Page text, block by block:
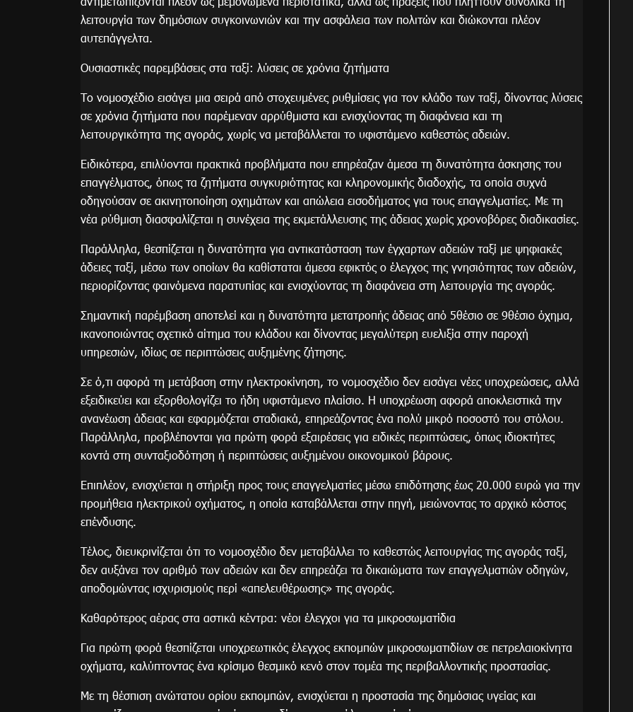
λειτουργία των δημόσιων συγκοινωνιών και την ασφάλεια των πολιτών και διώκονται πλέον
αυτεπάγγελτα.
Ουσιαστικές παρεμβάσεις στα ταξί: λύσεις σε χρόνια ζητήματα
Το νομοσχέδιο εισάγει μια σειρά από στοχευμένες ρυθμίσεις για τον κλάδο των ταξί, δίνοντας λύσεις
σε χρόνια ζητήματα που παρέμεναν αρρύθμιστα και ενισχύοντας τη διαφάνεια και τη
λειτουργικότητα της αγοράς, χωρίς να μεταβάλλεται το υφιστάμενο καθεστώς αδειών.
Ειδικότερα, επιλύονται πρακτικά προβλήματα που επηρέαζαν άμεσα τη δυνατότητα άσκησης του
επαγγέλματος, όπως τα ζητήματα συγκυριότητας και κληρονομικής διαδοχής, τα οποία συχνά
οδηγούσαν σε ακινητοποίηση οχημάτων και απώλεια εισοδήματος για τους επαγγελματίες. Με τη
νέα ρύθμιση διασφαλίζεται η συνέχεια της εκμετάλλευσης της άδειας χωρίς χρονοβόρες διαδικασίες.
Παράλληλα, θεσπίζεται η δυνατότητα για αντικατάσταση των έγχαρτων αδειών ταξί με ψηφιακές
άδειες ταξί, μέσω των οποίων θα καθίσταται άμεσα εφικτός ο έλεγχος της γνησιότητας των αδειών,
περιορίζοντας φαινόμενα παρατυπίας και ενισχύοντας τη διαφάνεια στη λειτουργία της αγοράς.
Σημαντική παρέμβαση αποτελεί και η δυνατότητα μετατροπής άδειας από 5θέσιο σε 9θέσιο όχημα,
ικανοποιώντας σχετικό αίτημα του κλάδου και δίνοντας μεγαλύτερη ευελιξία στην παροχή
υπηρεσιών, ιδίως σε περιπτώσεις αυξημένης ζήτησης.
Σε ό,τι αφορά τη μετάβαση στην ηλεκτροκίνηση, το νομοσχέδιο δεν εισάγει νέες υποχρεώσεις, αλλά
εξειδικεύει και εξορθολογίζει το ήδη υφιστάμενο πλαίσιο. Η υποχρέωση αφορά αποκλειστικά την
ανανέωση άδειας και εφαρμόζεται σταδιακά, επηρεάζοντας ένα πολύ μικρό ποσοστό του στόλου.
Παράλληλα, προβλέπονται για πρώτη φορά εξαιρέσεις για ειδικές περιπτώσεις, όπως ιδιοκτήτες
κοντά στη συνταξιοδότηση ή περιπτώσεις αυξημένου οικονομικού βάρους.
Επιπλέον, ενισχύεται η στήριξη προς τους επαγγελματίες μέσω επιδότησης έως 20.000 ευρώ για την
προμήθεια ηλεκτρικού οχήματος, η οποία καταβάλλεται στην πηγή, μειώνοντας το αρχικό κόστος
επένδυσης.
Τέλος, διευκρινίζεται ότι το νομοσχέδιο δεν μεταβάλλει το καθεστώς λειτουργίας της αγοράς ταξί,
δεν αυξάνει τον αριθμό των αδειών και δεν επηρεάζει τα δικαιώματα των επαγγελματιών οδηγών,
αποδομώντας ισχυρισμούς περί «απελευθέρωσης» της αγοράς.
Καθαρότερος αέρας στα αστικά κέντρα: νέοι έλεγχοι για τα μικροσωματίδια
Για πρώτη φορά θεσπίζεται υποχρεωτικός έλεγχος εκπομπών μικροσωματιδίων σε πετρελαιοκίνητα
οχήματα, καλύπτοντας ένα κρίσιμο θεσμικό κενό στον τομέα της περιβαλλοντικής προστασίας.
Με τη θέσπιση ανώτατου ορίου εκπομπών, ενισχύεται η προστασία της δημόσιας υγείας και